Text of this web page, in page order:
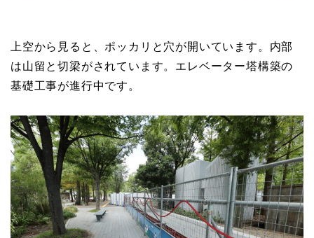
上空から見ると、ポッカリと穴が開いています。内部
は山留と切梁がされています。エレベーター塔構築の
基礎工事が進行中です。